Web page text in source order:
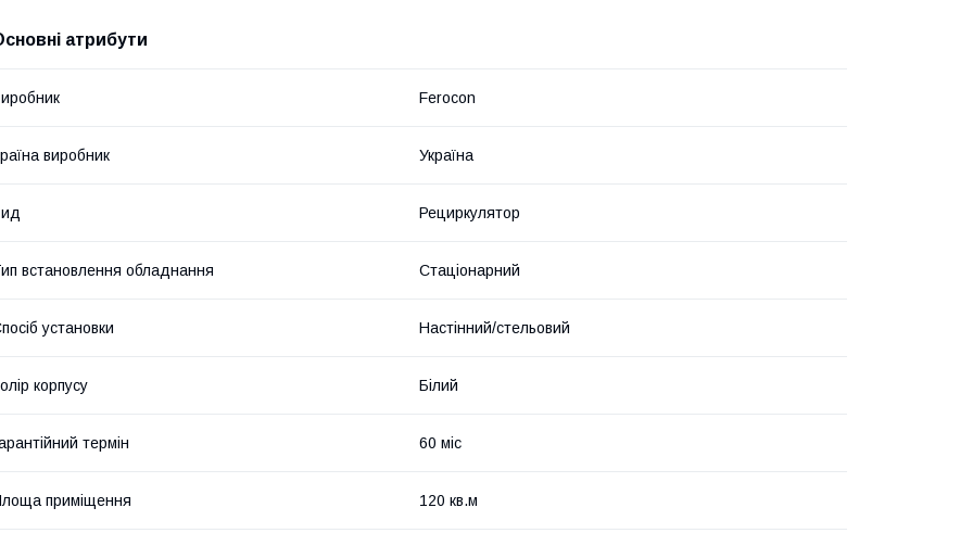
атрибути
Ferocon
виробник Україна
Рециркулятор
встановлення обладнання Стаціонарний
установки Настінний/стельовий
корпусу Білий
термін 60 міс
приміщення 120 кв.м